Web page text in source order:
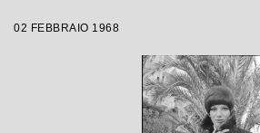
02 FEBBRAIO 1968